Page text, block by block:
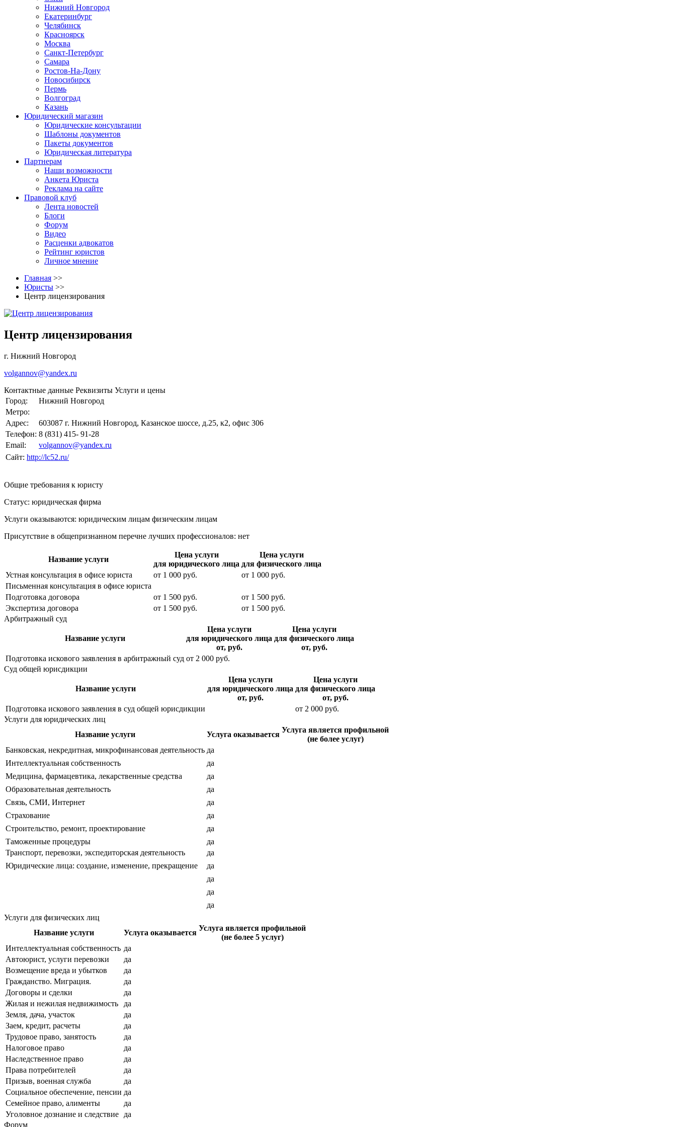
Нижний Новгород
Екатеринбург
Челябинск
Красноярск
Москва
Санкт-Петербург
Самара
Ростов-На-Дону
Новосибирск
Пермь
Волгоград
Казань
Юридический магазин
Юридические консультации
Шаблоны документов
Пакеты документов
Юридическая литература
Партнерам
Наши возможности
Анкета Юриста
Реклама на сайте
Правовой клуб
Лента новостей
Блоги
Форум
Видео
Расценки адвокатов
Рейтинг юристов
Личное мнение
Главная >>
Юристы >>
Центр лицензирования
Центр лицензирования
г. Нижний Новгород
volgannov@yandex.ru
Контактные данные Реквизиты Услуги и цены
Город:
Нижний Новгород
Метро:
Адрес:
603087 г. Нижний Новгород, Казанское шоссе, д.25, к2, офис 306
Телефон: 8 (831) 415- 91-28
Email:
volgannov@yandex.ru
Сайт: http://lc52.ru/
Общие требования к юристу
Статус: юридическая фирма
Услуги оказываются: юридическим лицам физическим лицам
Присутствие в общепризнанном перечне лучших профессионалов: нет
Название услуги
Цена услуги
для юридического лица
Цена услуги
для физического лица
Устная консультация в офисе юриста
от 1 000 руб. от 1 000 руб.
Письменная консультация в офисе юриста
Подготовка договора
от 1 500 руб. от 1 500 руб.
Экспертиза договора
от 1 500 руб. от 1 500 руб.
Арбитражный суд
Название услуги
Цена услуги
для юридического лица
от, руб.
Цена услуги
для физического лица
от, руб.
Подготовка искового заявления в арбитражный суд от 2 000 руб.
Суд общей юрисдикции
Название услуги
Цена услуги
для юридического лица
от, руб.
Цена услуги
для физического лица
от, руб.
Подготовка искового заявления в суд общей юрисдикции
от 2 000 руб.
Услуги для юридических лиц
Название услуги
Услуга оказывается
Услуга является профильной
(не более услуг)
Банковская, некредитная, микрофинансовая деятельность да
Интеллектуальная собственность
да
Медицина, фармацевтика, лекарственные средства
да
Образовательная деятельность
да
Связь, СМИ, Интернет
да
Страхование
да
Строительство, ремонт, проектирование
да
Таможенные процедуры
да
Транспорт, перевозки, экспедиторская деятельность
да
Юридические лица: создание, изменение, прекращение
да
да
да
да
Услуги для физических лиц
Название услуги
Услуга оказывается
Услуга является профильной
(не более 5 услуг)
Интеллектуальная собственность да
Автоюрист, услуги перевозки
да
Возмещение вреда и убытков
да
Гражданство. Миграция.
да
Договоры и сделки
да
Жилая и нежилая недвижимость
да
Земля, дача, участок
да
Заем, кредит, расчеты
да
Трудовое право, занятость
да
Налоговое право
да
Наследственное право
да
Права потребителей
да
Призыв, военная служба
да
Социальное обеспечение, пенсии да
Семейное право, алименты
да
Уголовное дознание и следствие
да
Форум